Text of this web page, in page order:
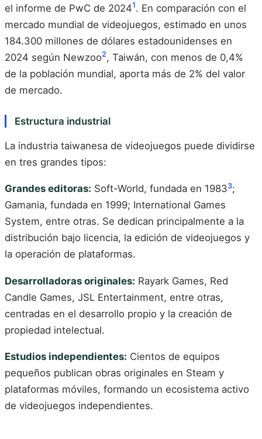
el informe de PwC de 20241. En comparación con el
mercado mundial de videojuegos, estimado en unos
184.300 millones de dólares estadounidenses en
2024 según Newzoo2, Taiwán, con menos de 0,4%
de la población mundial, aporta más de 2% del valor
de mercado.
Estructura industrial
La industria taiwanesa de videojuegos puede dividirse
en tres grandes tipos:
Grandes editoras: Soft-World, fundada en 19833;
Gamania, fundada en 1999; International Games
System, entre otras. Se dedican principalmente a la
distribución bajo licencia, la edición de videojuegos y
la operación de plataformas.
Desarrolladoras originales: Rayark Games, Red
Candle Games, JSL Entertainment, entre otras,
centradas en el desarrollo propio y la creación de
propiedad intelectual.
Estudios independientes: Cientos de equipos
pequeños publican obras originales en Steam y
plataformas móviles, formando un ecosistema activo
de videojuegos independientes.